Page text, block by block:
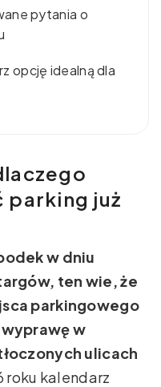
pytania o
opcję idealną dla
parking już
w dniu
ten wie, że
parkingowego
w
ulicach
roku kalendarz